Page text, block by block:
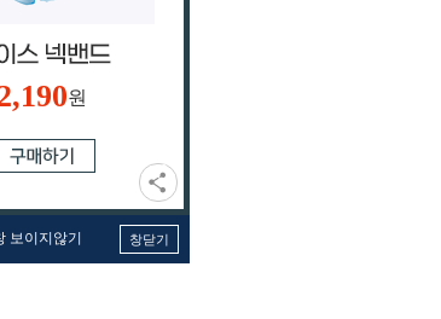
원
보이지않기 창닫기